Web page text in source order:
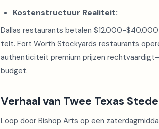
Kostenstructuur Realiteit:
Dallas restaurants betalen $12.000-$40.000
telt. Fort Worth Stockyards restaurants
authenticiteit premium prijzen
budget.
Verhaal van Twee Texas
Loop door Bishop Arts op een